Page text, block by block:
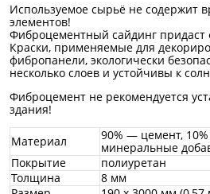
Используемое сырьё не содержит
элементов!
Фиброцементный сайдинг придаст
Краски, применяемые для
фибропанели, экологически
несколько слоев и устойчивы к
Фиброцемент не рекомендуется
здания!
Материал
90% — цемент,
минеральные
Покрытие
полиуретан
Толщина
8 мм